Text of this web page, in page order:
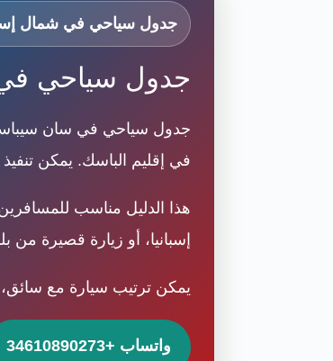
جدول سياحي في شمال
جدول سياحي
جدول سياحي في سان
في إقليم الباسك. يمكن
هذا الدليل مناسب
إسبانيا، أو زيارة قصيرة من
يمكن ترتيب سيارة مع
واتساب +34610890273